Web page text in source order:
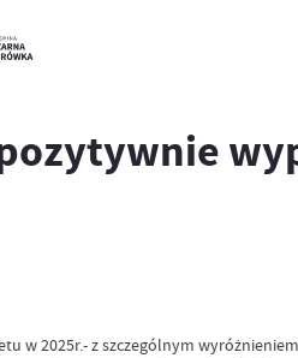
w 2025r.- z szczególnym